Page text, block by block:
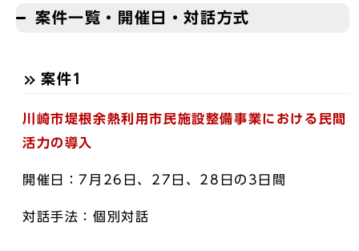
案件一覧・開催日・対話方式
案件1
川崎市堤根余熱利用市民施設整備事業における民間
活力の導入
開催日：7月26日、27日、28日の3日間
対話手法：個別対話